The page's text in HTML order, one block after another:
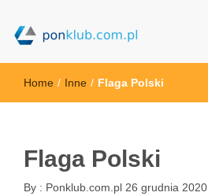
ponklub.com.pl
Home / Inne / Flaga Polski
Flaga Polski
By : Ponklub.com.pl 26 grudnia 2020